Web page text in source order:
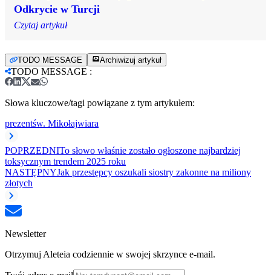
Odkrycie w Turcji
Czytaj artykuł
TODO MESSAGE Archiwizuj artykuł
TODO MESSAGE :
Słowa kluczowe/tagi powiązane z tym artykułem:
prezentśw. Mikołajwiara
POPRZEDNITo słowo właśnie zostało ogłoszone najbardziej
toksycznym trendem 2025 roku
NASTĘPNYJak przestępcy oszukali siostry zakonne na miliony
złotych
Newsletter
Otrzymuj Aleteia codziennie w swojej skrzynce e-mail.